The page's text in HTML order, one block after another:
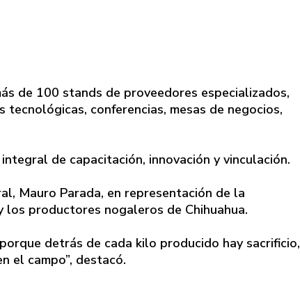
de 100 stands de proveedores especializados,
conferencias, mesas de negocios,
de capacitación, innovación y vinculación.
Mauro Parada, en representación de la
productores nogaleros de Chihuahua.
detrás de cada kilo producido hay sacrificio,
el campo”, destacó.